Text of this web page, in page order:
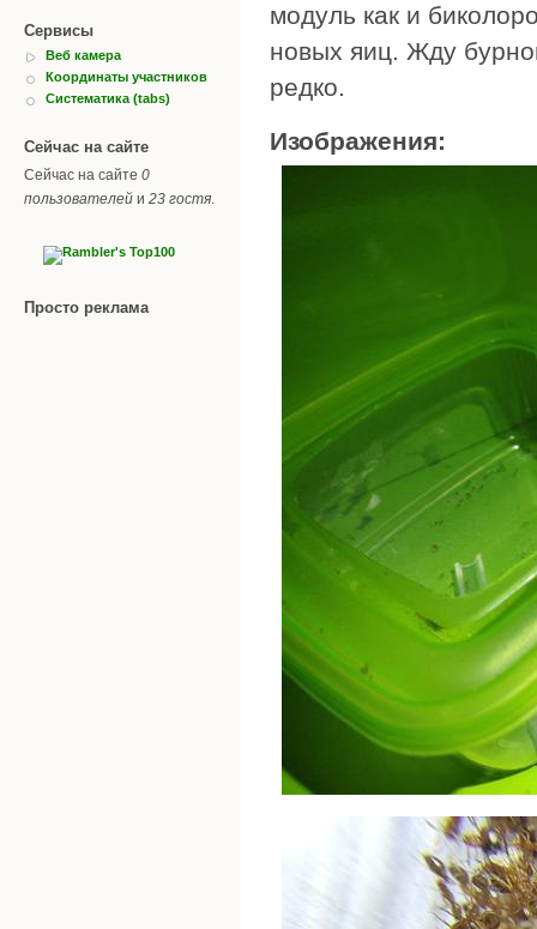
Сервисы
Веб камера
Координаты участников
Систематика (tabs)
Сейчас на сайте
Сейчас на сайте 0
пользователей и 23 гостя
Просто реклама
модуль как и
новых яиц. Жду
редко.
Изображения: